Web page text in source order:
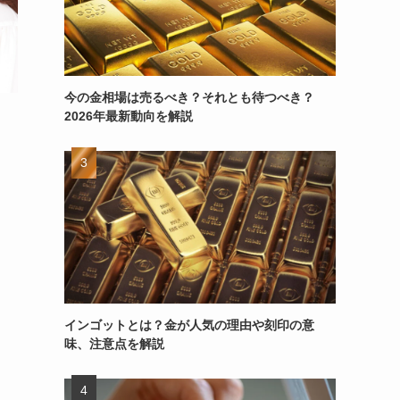
今の金相場は売るべき？それとも待つべき？
2026年最新動向を解説
インゴットとは？金が人気の理由や刻印の意
味、注意点を解説